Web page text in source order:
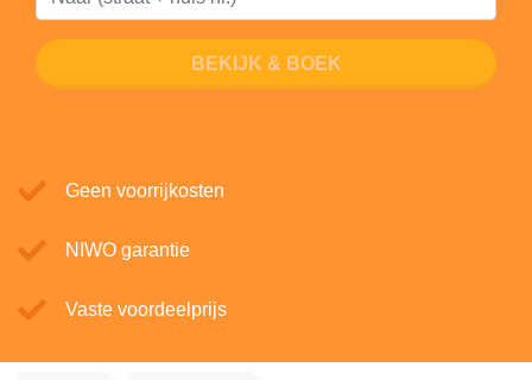
BEKIJK & BOEK
Geen voorrijkosten
NIWO garantie
Vaste voordeelprijs